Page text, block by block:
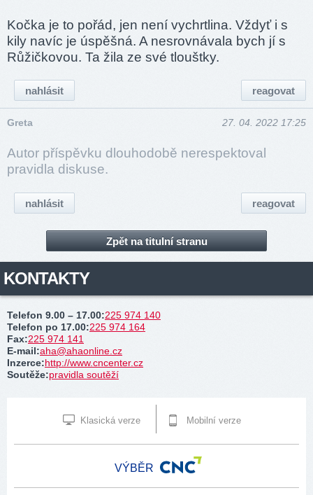
Kočka je to pořád, jen není vychrtlina. Vždyť i s
kily navíc je úspěšná. A nesrovnávala bych jí s
Růžičkovou. Ta žila ze své tlouštky.
reagovat
nahlásit
Greta 27. 04. 2022 17:25
Autor příspěvku dlouhodobě nerespektoval
pravidla diskuse.
reagovat
nahlásit
Zpět na titulní stranu
KONTAKTY
Telefon 9.00 – 17.00:225 974 140
Telefon po 17.00:225 974 164
Fax:225 974 141
E-mail:aha@ahaonline.cz
Inzerce:http://www.cncenter.cz
Soutěže:pravidla soutěží
Klasická verze Mobilní verze
VÝBĚR